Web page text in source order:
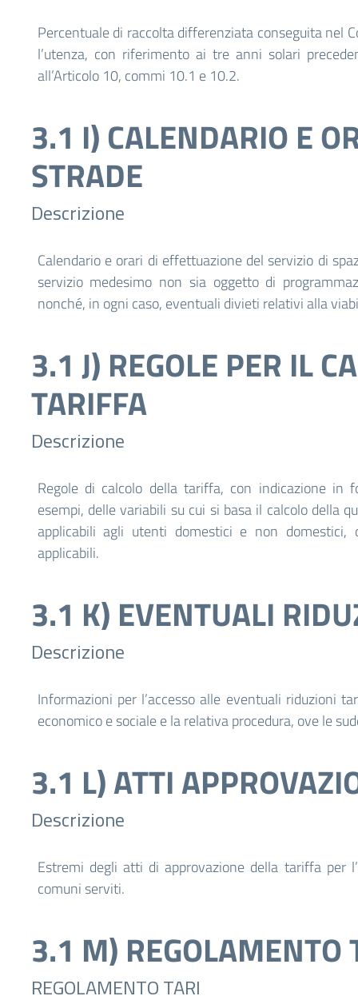
Percentuale di raccolta differenziata conseguita nel
l’utenza, con riferimento ai tre anni solari
all’Articolo 10, commi 10.1 e 10.2.
3.1 I) CALENDARIO E
STRADE
Descrizione
Calendario e orari di effettuazione del servizio di
servizio medesimo non sia oggetto di
nonché, in ogni caso, eventuali divieti relativi alla
3.1 J) REGOLE PER IL
TARIFFA
Descrizione
Regole di calcolo della tariffa, con indicazione
esempi, delle variabili su cui si basa il calcolo della
applicabili agli utenti domestici e non domestici,
applicabili.
3.1 K) EVENTUALI
Descrizione
Informazioni per l’accesso alle eventuali riduzioni
economico e sociale e la relativa procedura, ove le
3.1 L) ATTI
Descrizione
Estremi degli atti di approvazione della tariffa per
comuni serviti.
3.1 M) REGOLAMENTO
REGOLAMENTO TARI